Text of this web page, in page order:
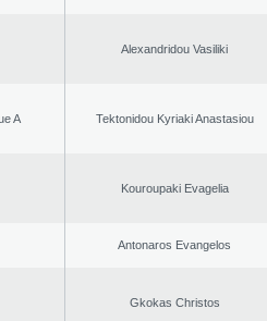
Alexandridou Vasiliki
A Tektonidou Kyriaki Anastasiou
Kouroupaki Evagelia
Antonaros Evangelos
Gkokas Christos